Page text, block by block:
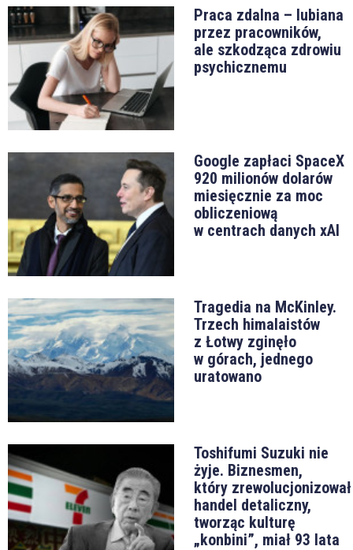
Praca zdalna – lubiana
przez pracowników,
ale szkodząca zdrowiu
psychicznemu
Google zapłaci SpaceX
920 milionów dolarów
miesięcznie za moc
obliczeniową
w centrach danych xAI
Tragedia na McKinley.
Trzech himalaistów
z Łotwy zginęło
w górach, jednego
uratowano
Toshifumi Suzuki nie
żyje. Biznesmen,
który zrewolucjonizował
handel detaliczny,
tworząc kulturę
„konbini”, miał 93 lata